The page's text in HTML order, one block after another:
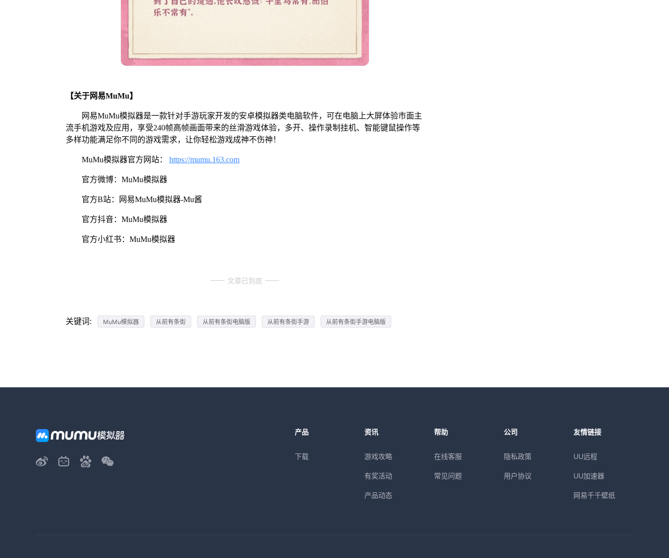
【关于网易MuMu】
网易MuMu模拟器是一款针对手游玩家开发的安卓模拟器类电脑软件，可在电脑上大屏体验市面主
流手机游戏及应用，享受240帧高帧画面带来的丝滑游戏体验，多开、操作录制挂机、智能键鼠操作等
多样功能满足你不同的游戏需求，让你轻松游戏成神不伤神！
MuMu模拟器官方网站： https://mumu.163.com
官方微博：MuMu模拟器
官方B站：网易MuMu模拟器-Mu酱
官方抖音：MuMu模拟器
官方小红书：MuMu模拟器
文章已到底
关键词: MuMu模拟器 从前有条街 从前有条街电脑版 从前有条街手游 从前有条街手游电脑版
产品
下载
资讯
游戏攻略
有奖活动
产品动态
帮助
在线客服
常见问题
公司
隐私政策
用户协议
友情链接
UU远程
UU加速器
网易千千壁纸